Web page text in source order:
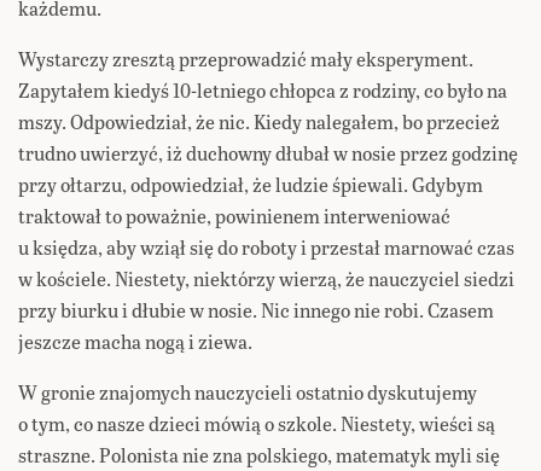
każdemu.
Wystarczy zresztą przeprowadzić mały eksperyment.
Zapytałem kiedyś 10-letniego chłopca z rodziny, co było na
mszy. Odpowiedział, że nic. Kiedy nalegałem, bo przecież
trudno uwierzyć, iż duchowny dłubał w nosie przez godzinę
przy ołtarzu, odpowiedział, że ludzie śpiewali. Gdybym
traktował to poważnie, powinienem interweniować
u księdza, aby wziął się do roboty i przestał marnować czas
w kościele. Niestety, niektórzy wierzą, że nauczyciel siedzi
przy biurku i dłubie w nosie. Nic innego nie robi. Czasem
jeszcze macha nogą i ziewa.
W gronie znajomych nauczycieli ostatnio dyskutujemy
o tym, co nasze dzieci mówią o szkole. Niestety, wieści są
straszne. Polonista nie zna polskiego, matematyk myli się